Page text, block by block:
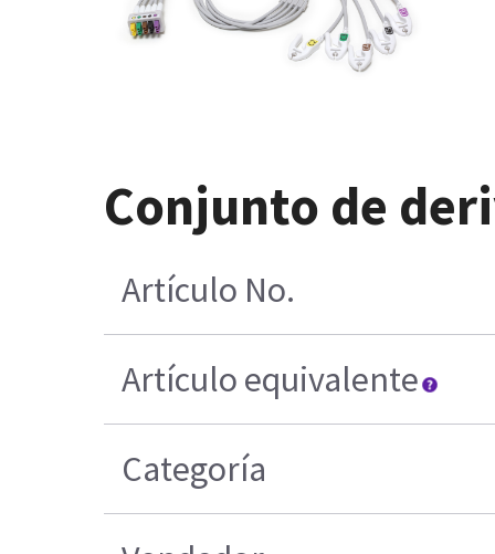
Conjunto de
Artículo No.
Artículo equivalente
Categoría